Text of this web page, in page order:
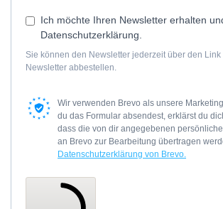
Ich möchte Ihren Newsletter erhalten
Datenschutzerklärung.
Sie können den Newsletter jederzeit über den
Newsletter abbestellen.
Wir verwenden Brevo als unsere
du das Formular absendest, erklärst du
dass die von dir angegebenen
an Brevo zur Bearbeitung übertragen
Datenschutzerklärung von Brevo.